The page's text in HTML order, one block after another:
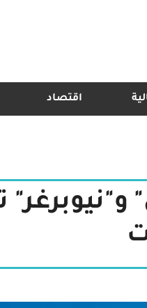
اقتصاد
اشترك